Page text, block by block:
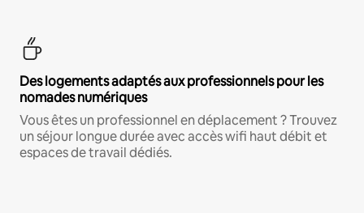
Des logements adaptés aux professionnels pour les
nomades numériques
Vous êtes un professionnel en déplacement ? Trouvez
un séjour longue durée avec accès wifi haut débit et
espaces de travail dédiés.